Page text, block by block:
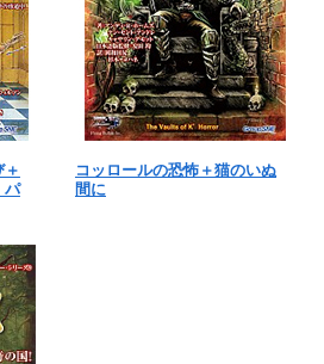
パ
コッロールの恐怖＋猫のいぬ
間に